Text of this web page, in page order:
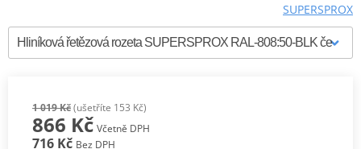
SUPERSPROX
1 019 Kč(ušetříte 153 Kč)
866 Kč Včetně DPH
716 Kč Bez DPH